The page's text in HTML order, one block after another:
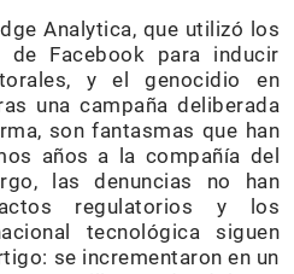
Analytica, que utilizó los
Facebook para inducir
y el genocidio en
una campaña deliberada
son fantasmas que han
años a la compañía del
las denuncias no han
regulatorios y los
tecnológica siguen
se incrementaron en un